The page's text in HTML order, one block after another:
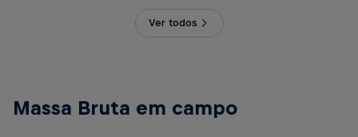
Ver todos
Massa Bruta em campo